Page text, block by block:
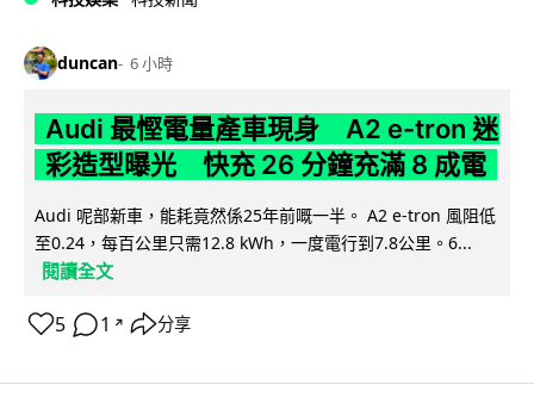
duncan 6 小時
Audi 最慳電量產車現身 A2 e-tron 迷
彩造型曝光 快充 26 分鐘充滿 8 成電
Audi 呢部新車，能耗竟然係25年前嘅一半。 A2 e-tron 風阻低
至0.24，每百公里只需12.8 kWh，一度電行到7.8公里。6...
閱讀全文
5 1 ↗ 分享